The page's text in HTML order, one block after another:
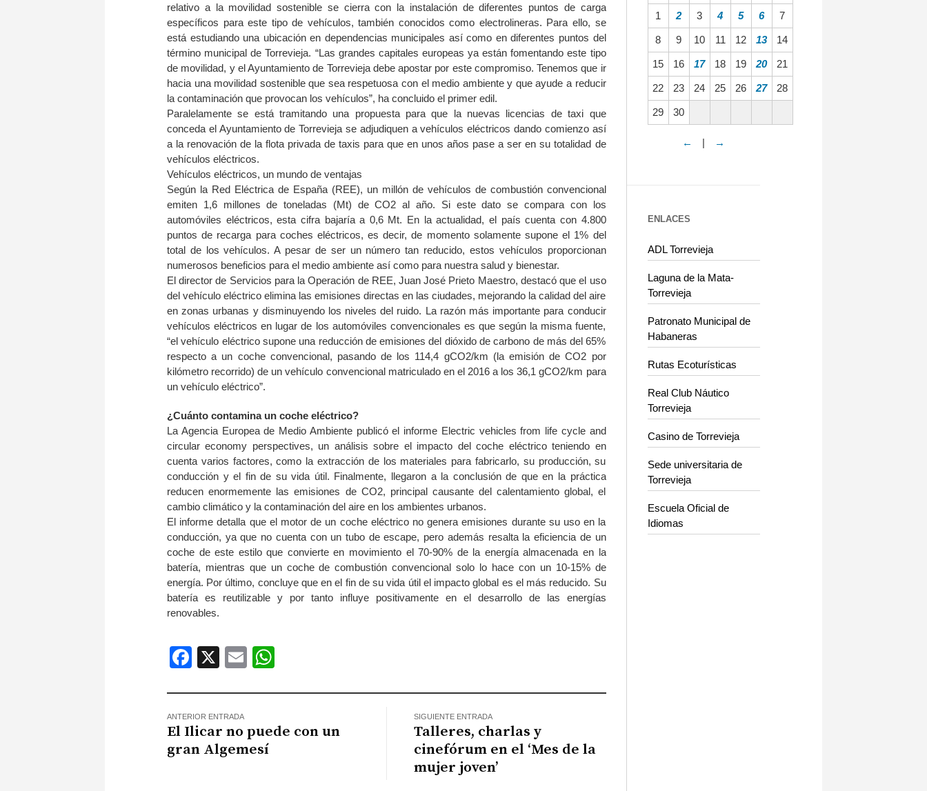
relativo a la movilidad sostenible se cierra con la instalación de diferentes puntos de carga
específicos para este tipo de vehículos, también conocidos como electrolineras. Para ello, se
está estudiando una ubicación en dependencias municipales así como en diferentes puntos del
término municipal de Torrevieja. “Las grandes capitales europeas ya están fomentando este tipo
de movilidad, y el Ayuntamiento de Torrevieja debe apostar por este compromiso. Tenemos que ir
hacia una movilidad sostenible que sea respetuosa con el medio ambiente y que ayude a reducir
la contaminación que provocan los vehículos”, ha concluido el primer edil.
Paralelamente se está tramitando una propuesta para que la nuevas licencias de taxi que
conceda el Ayuntamiento de Torrevieja se adjudiquen a vehículos eléctricos dando comienzo así
a la renovación de la flota privada de taxis para que en unos años pase a ser en su totalidad de
vehículos eléctricos.
Vehículos eléctricos, un mundo de ventajas
Según la Red Eléctrica de España (REE), un millón de vehículos de combustión convencional
emiten 1,6 millones de toneladas (Mt) de CO2 al año. Si este dato se compara con los
automóviles eléctricos, esta cifra bajaría a 0,6 Mt. En la actualidad, el país cuenta con 4.800
puntos de recarga para coches eléctricos, es decir, de momento solamente supone el 1% del
total de los vehículos. A pesar de ser un número tan reducido, estos vehículos proporcionan
numerosos beneficios para el medio ambiente así como para nuestra salud y bienestar.
El director de Servicios para la Operación de REE, Juan José Prieto Maestro, destacó que el uso
del vehículo eléctrico elimina las emisiones directas en las ciudades, mejorando la calidad del aire
en zonas urbanas y disminuyendo los niveles del ruido. La razón más importante para conducir
vehículos eléctricos en lugar de los automóviles convencionales es que según la misma fuente,
“el vehículo eléctrico supone una reducción de emisiones del dióxido de carbono de más del 65%
respecto a un coche convencional, pasando de los 114,4 gCO2/km (la emisión de CO2 por
kilómetro recorrido) de un vehículo convencional matriculado en el 2016 a los 36,1 gCO2/km para
un vehículo eléctrico”.
¿Cuánto contamina un coche eléctrico?
La Agencia Europea de Medio Ambiente publicó el informe Electric vehicles from life cycle and
circular economy perspectives, un análisis sobre el impacto del coche eléctrico teniendo en
cuenta varios factores, como la extracción de los materiales para fabricarlo, su producción, su
conducción y el fin de su vida útil. Finalmente, llegaron a la conclusión de que en la práctica
reducen enormemente las emisiones de CO2, principal causante del calentamiento global, el
cambio climático y la contaminación del aire en los ambientes urbanos.
El informe detalla que el motor de un coche eléctrico no genera emisiones durante su uso en la
conducción, ya que no cuenta con un tubo de escape, pero además resalta la eficiencia de un
coche de este estilo que convierte en movimiento el 70-90% de la energía almacenada en la
batería, mientras que un coche de combustión convencional solo lo hace con un 10-15% de
energía. Por último, concluye que en el fin de su vida útil el impacto global es el más reducido. Su
batería es reutilizable y por tanto influye positivamente en el desarrollo de las energías
renovables.
Facebook
X Email
ANTERIOR ENTRADA
El Ilicar no puede con un
gran Algemesí
SIGUIENTE ENTRADA
Talleres, charlas y
cinefórum en el ‘Mes de la
mujer joven’
1 2 3 4 5 6 7
8 9 10 11 12 13 14
15 16 17 18 19 20 21
22 23 24 25 26 27 28
29 30
← | →
ENLACES
ADL Torrevieja
Laguna de la Mata-
Torrevieja
Patronato Municipal de
Habaneras
Rutas Ecoturísticas
Real Club Náutico
Torrevieja
Casino de Torrevieja
Sede universitaria de
Torrevieja
Escuela Oficial de
Idiomas